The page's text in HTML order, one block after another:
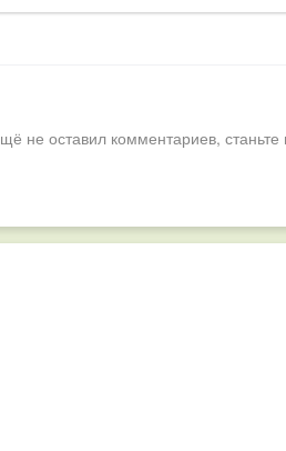
не оставил комментариев,